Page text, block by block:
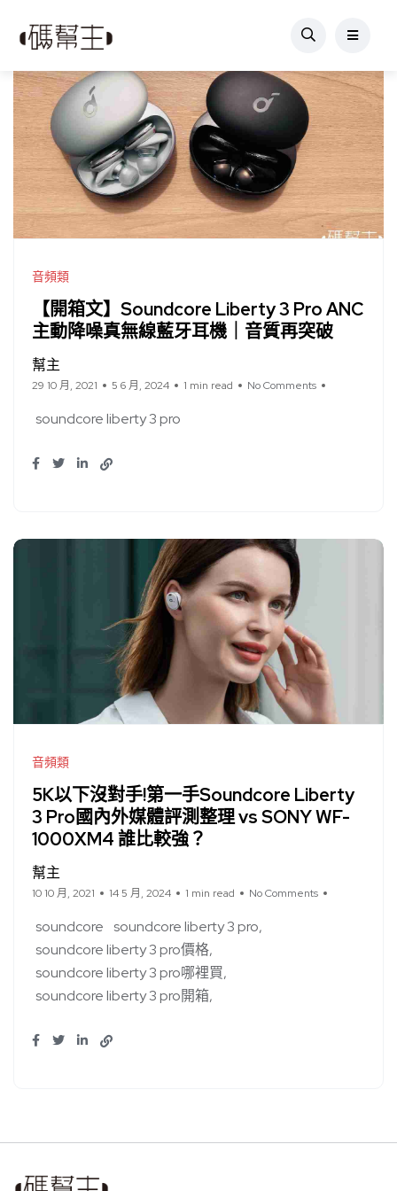
音頻類
【開箱文】Soundcore Liberty 3 Pro ANC
主動降噪真無線藍牙耳機｜音質再突破
幫主
29 10 月, 2021 5 6 月, 2024 1 min read No Comments
soundcore liberty 3 pro
音頻類
5K以下沒對手!第一手Soundcore Liberty
3 Pro國內外媒體評測整理 vs SONY WF-
1000XM4 誰比較強？
幫主
10 10 月, 2021 14 5 月, 2024 1 min read No Comments
soundcore soundcore liberty 3 pro
soundcore liberty 3 pro價格
soundcore liberty 3 pro哪裡買
soundcore liberty 3 pro開箱